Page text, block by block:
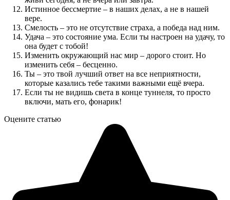
Истинное бессмертие – в наших делах, а не в нашей
вере.
Смелость – это не отсутствие страха, а победа над ним.
Удача – это состояние ума. Если ты настроен на удачу, то
она будет с тобой!
Изменить окружающий нас мир – дорого стоит. Но
изменить себя – бесценно.
Ты – это твой лучший ответ на все неприятности,
которые казались тебе такими важными ещё вчера.
Если ты не видишь света в конце туннеля, то просто
включи, мать его, фонарик!
Оцените статью